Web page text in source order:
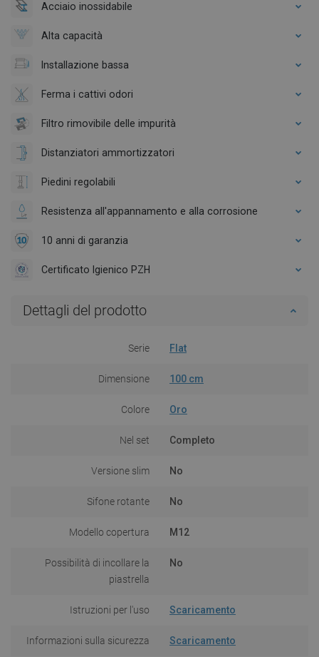
Acciaio inossidabile
Alta capacità
Installazione bassa
Ferma i cattivi odori
Filtro rimovibile delle impurità
Distanziatori ammortizzatori
Piedini regolabili
Resistenza all'appannamento e alla corrosione
10 anni di garanzia
Certificato Igienico PZH
Dettagli del prodotto
Serie Flat
Dimensione 100 cm
Colore Oro
Nel set Completo
Versione slim No
Sifone rotante No
Modello copertura M12
Possibilità di incollare la
piastrella
No
Istruzioni per l'uso Scaricamento
Informazioni sulla sicurezza Scaricamento